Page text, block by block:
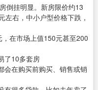
倒挂明显。新房限价约13
左右，中小户型价格下跌，
在市场上值150元甚至200
了10多套房
会在购买前购买、销售或销